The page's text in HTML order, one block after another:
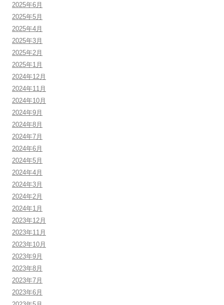
2025年6月
2025年5月
2025年4月
2025年3月
2025年2月
2025年1月
2024年12月
2024年11月
2024年10月
2024年9月
2024年8月
2024年7月
2024年6月
2024年5月
2024年4月
2024年3月
2024年2月
2024年1月
2023年12月
2023年11月
2023年10月
2023年9月
2023年8月
2023年7月
2023年6月